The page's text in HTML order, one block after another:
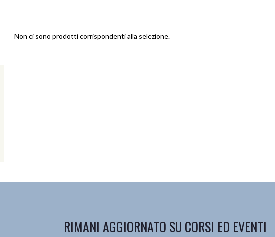
Non ci sono prodotti corrispondenti alla selezione.
RIMANI AGGIORNATO SU CORSI ED EVENTI